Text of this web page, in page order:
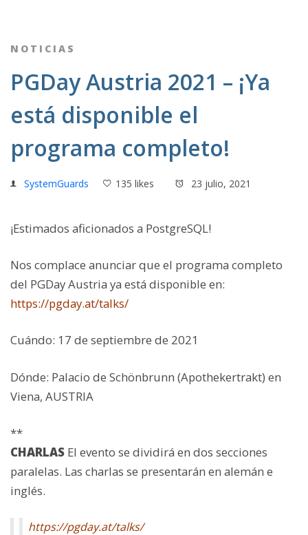
NOTICIAS
PGDay Austria 2021 – ¡Ya
está disponible el
programa completo!
SystemGuards 135 likes 23 julio, 2021
¡Estimados aficionados a PostgreSQL!
Nos complace anunciar que el programa completo
del PGDay Austria ya está disponible en:
https://pgday.at/talks/
Cuándo: 17 de septiembre de 2021
Dónde: Palacio de Schönbrunn (Apothekertrakt) en
Viena, AUSTRIA
**
CHARLAS El evento se dividirá en dos secciones
paralelas. Las charlas se presentarán en alemán e
inglés.
https://pgday.at/talks/